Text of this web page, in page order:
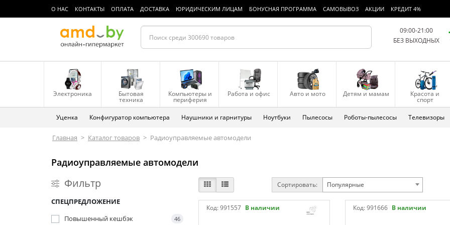
О НАС КОНТАКТЫ ОПЛАТА ДОСТАВКА ЮРИДИЧЕСКИМ ЛИЦАМ БОНУСНАЯ ПРОГРАММА САМОВЫВОЗ АКЦИИ КРЕДИТ 4%
09:00-21:00
БЕЗ ВЫХОДНЫХ
Электроника Бытовая
техника
Компьютеры и
периферия
Работа и офис Авто и мото Детям и мамам Красота и
спорт
Уценка Конфигуратор компьютера Наушники и гарнитуры Ноутбуки Пылесосы Роботы-пылесосы Телевизоры
Главная > Каталог товаров > Радиоуправляемые автомодели
Радиоуправляемые автомодели
Фильтр
СПЕЦПРЕДЛОЖЕНИЕ
Повышенный кешбэк
46
Сортировать: Популярные
Код:991557 В наличии Код:991666 В наличии